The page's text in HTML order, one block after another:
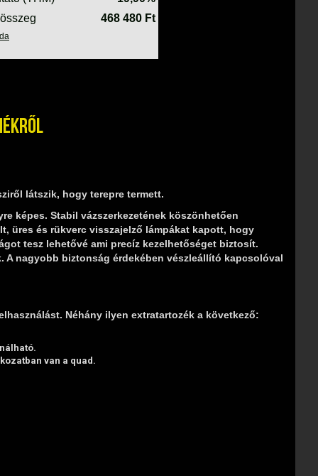
látszik, hogy terepre termett.
képes. Stabil vázszerkezetének köszönhetően
üres és rükverc visszajelző lámpákat kapott, hogy
tesz lehetővé ami precíz kezelhetőséget biztosít.
nagyobb biztonság érdekében vészleállító kapcsolóval
Néhány ilyen extratartozék a következő:
van a quad.